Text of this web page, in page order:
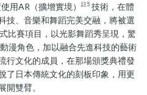
用AR（擴增實境）註5 技術，在體
技、音樂和舞蹈完美交融，將被選
比賽項目，以光影舞蹈秀呈現，驚
漫角色，加以融合先進科技的藝術
行文化的成員，在那場頒獎典禮發
了日本傳統文化的刻板印象，用更
開雙臂。